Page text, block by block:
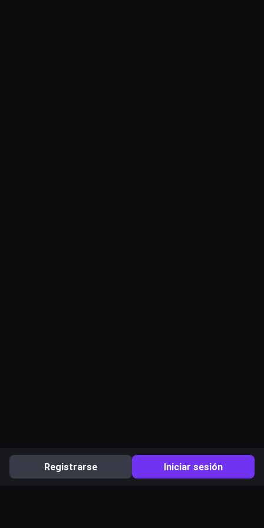
Registrarse Iniciar sesión